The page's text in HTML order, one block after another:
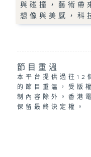
與碰撞，藝術帶
想像與美感，科
節目重溫
本平台提供過往12
的節目重溫，受版
制內容除外。香港
保留最終決定權。